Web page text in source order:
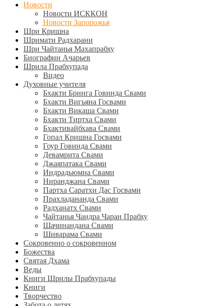
Новости
Новости ИСККОН
Новости Запорожья
Шри Кришна
Шримати Радхарани
Шри Чайтанья Махапрабху
Биографии Ачарьев
Шрила Прабхупада
Видео
Духовные учителя
Бхакти Бринга Говинда Свами
Бхакти Вигьяна Госвами
Бхакти Викаша Свами
Бхакти Тиртха Свами
Бхактивайбхава Свами
Гопал Кришна Госвами
Гоур Говинда Свами
Девамрита Свами
Джаяпатака Свами
Индрадьюмна Свами
Ниранджана Свами
Партха Саратхи Дас Госвами
Прахладананда Свами
Радханатх Свами
Чайтанья Чандра Чаран Прабху
Шачинандана Свами
Шиварама Свами
Сокровенно о сокровенном
Божества
Святая Дхама
Веды
Книги Шрилы Прабхупады
Книги
Творчество